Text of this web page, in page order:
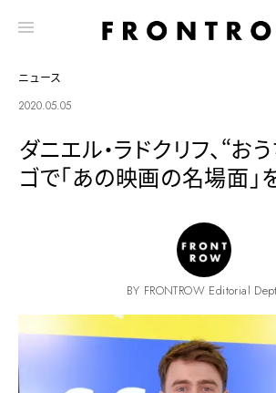
ニュース
2020.05.05
ダニエル・ラドクリフ、“お
ゴで「あの映画の名場面」
BY FRONTROW Editorial